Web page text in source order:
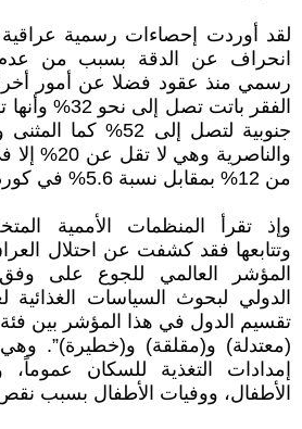
لقد أوردت إحصاءات رسمية
انحراف عن الدقة بسبب من
رسمي منذ عقود فضلا عن أمور
الفقر باتت تصل
والناصرية وهي
من 12% بمقابل نسبة 5.6% في كوردستان.
وإذ تقرأ المنظمات الأممية
المؤشر العالمي للجوع على
تقسيم الدول في هذا المؤشر بين
(معتدلة) و(مقلقة) و(خطيرة)”.
إمدادات التغذية للسكان
الأطفال، ووفيات الأطفال بسبب